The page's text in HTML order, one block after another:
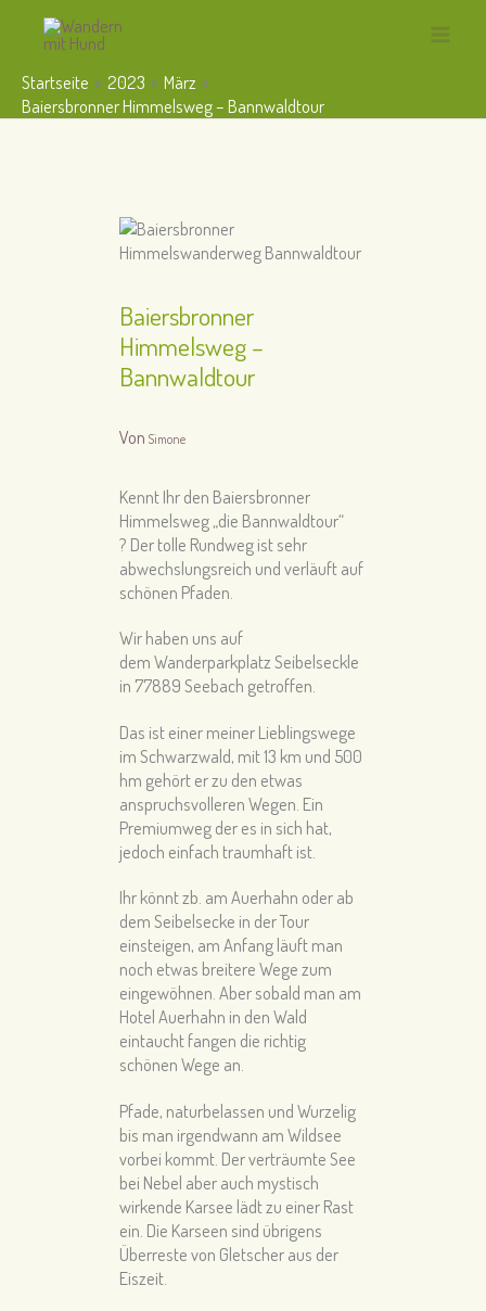
Startseite 2023
März
Baiersbronner Himmelsweg – Bannwaldtour
Baiersbronner
Himmelsweg –
Bannwaldtour
VonSimone
Kennt Ihr den Baiersbronner
Himmelsweg „die Bannwaldtour“
? Der tolle Rundweg ist sehr
abwechslungsreich und verläuft auf
schönen Pfaden.
Wir haben uns auf
dem Wanderparkplatz Seibelseckle
in 77889 Seebach getroffen.
Das ist einer meiner Lieblingswege
im Schwarzwald, mit 13 km und 500
hm gehört er zu den etwas
anspruchsvolleren Wegen. Ein
Premiumweg der es in sich hat,
jedoch einfach traumhaft ist.
Ihr könnt zb. am Auerhahn oder ab
dem Seibelsecke in der Tour
einsteigen, am Anfang läuft man
noch etwas breitere Wege zum
eingewöhnen. Aber sobald man am
Hotel Auerhahn in den Wald
eintaucht fangen die richtig
schönen Wege an.
Pfade, naturbelassen und Wurzelig
bis man irgendwann am Wildsee
vorbei kommt. Der verträumte See
bei Nebel aber auch mystisch
wirkende Karsee lädt zu einer Rast
ein. Die Karseen sind übrigens
Überreste von Gletscher aus der
Eiszeit.